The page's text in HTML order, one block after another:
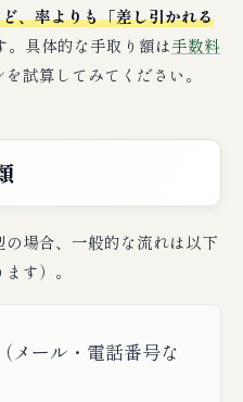
、率よりも「差し引かれる
。具体的な手取り額は手数料
試算してみてください。
場合、一般的な流れは以下
す）。
（メール・電話番号な